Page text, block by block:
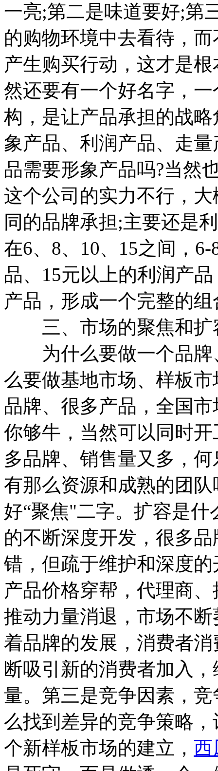
一亮;第二是味道要好;第
的购物环境中去看待，
产生购买行动，这才是
然还要有一个好名字，
构，是让产品承担的战
象产品、利润产品、走
品需要形象产品吗?当然
这个公司的实力不行，
同的品牌承担;主要还是
在6、8、10、15之间，
品、15元以上的利润产
产品，形成一个完整的组
三、市场的聚焦和扩
为什么要做一个品牌
么要做基地市场、样板
品牌、很多产品，全国
你够牛，当然可以同时
多品牌、销售量又多，
有那么资源和成熟的团
好“聚焦"二字。扩容是
的不断深度开发，很多
错，但疏于维护和深度
产品价格穿帮，代理商
推动力量消退，市场不
着品牌的发展，消费者
断吸引新的消费者加入
量。第三是竞争因素，
么找到差异的竞争策略
个新样板市场的建立， 西